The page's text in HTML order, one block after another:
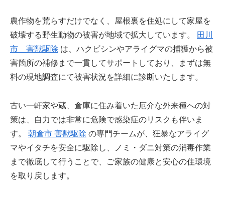
農作物を荒らすだけでなく、屋根裏を住処にして家屋を
破壊する野生動物の被害が地域で拡大しています。
田川
市 害獣駆除 は、ハクビシンやアライグマの捕獲から被
害箇所の補修まで一貫してサポートしており、まずは無
料の現地調査にて被害状況を詳細に診断いたします。
古い一軒家や蔵、倉庫に住み着いた厄介な外来種への対
策は、自力では非常に危険で感染症のリスクも伴いま
す。 朝倉市 害獣駆除 の専門チームが、狂暴なアライグ
マやイタチを安全に駆除し、ノミ・ダニ対策の消毒作業
まで徹底して行うことで、ご家族の健康と安心の住環境
を取り戻します。